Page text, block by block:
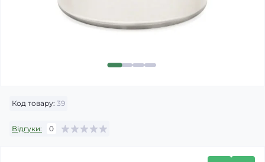
Код товару: 39
Відгуки: 0